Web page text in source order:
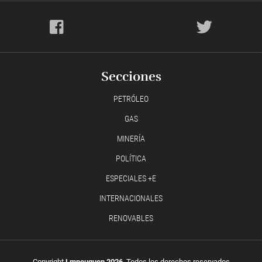
Secciones
PETRÓLEO
GAS
MINERÍA
POLÍTICA
ESPECIALES +E
INTERNACIONALES
RENOVABLES